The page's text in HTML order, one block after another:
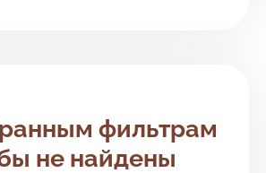
фильтрам
не найдены